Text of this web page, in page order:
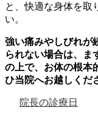
と、快適な身体を取
い。
強い痛みやしびれが
られない場合は、ま
の上で、お体の根本
ひ当院へお越しくだ
院長の診療日